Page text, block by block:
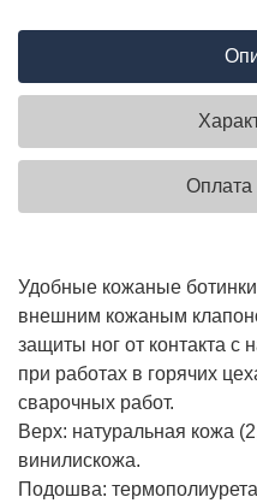
Оплата
Удобные кожаные
внешним кожаным
защиты ног от контакта с
при работах в горячих
сварочных работ.
Верх: натуральная кожа
винилискожа.
Подошва: